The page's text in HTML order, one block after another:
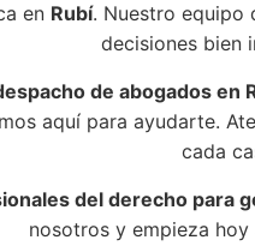
en Rubí. Nuestro equipo
decisiones bien
de abogados en
aquí para ayudarte.
cada
del derecho para
nosotros y empieza